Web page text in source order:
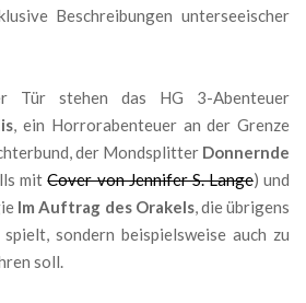
Beschreibungen unterseeischer
Tür stehen das HG 3-Abenteuer
, ein Horrorabenteuer an der Grenze
der Mondsplitter Donnernde
mitCover von Jennifer S. Lange) und
Im Auftrag des Orakels, die übrigens
sondern beispielsweise auch zu
soll.